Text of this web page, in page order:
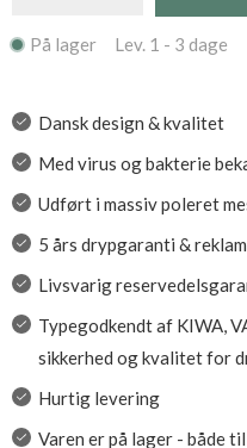
På lager Lev. 1 - 3 dage
Dansk design & kvalitet
Med virus og bakterie
Udført i massiv poleret
5 års drypgaranti &
Livsvarig
Typegodkendt af KIWA,
sikkerhed og kvalitet for
Hurtig levering
Varen er på lager - både